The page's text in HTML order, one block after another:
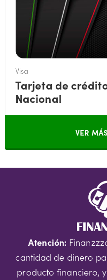
Visa
Tarjeta de
Nacional
VER
Atención:
cantidad de dinero
producto financiero,